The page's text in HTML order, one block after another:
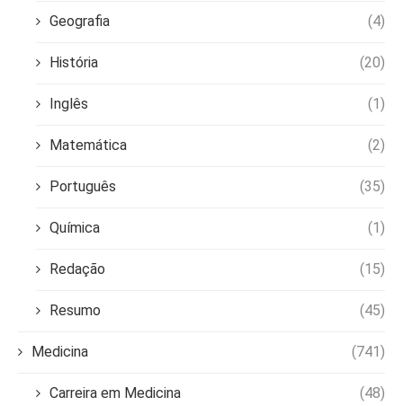
Geografia (4)
História (20)
Inglês (1)
Matemática (2)
Português (35)
Química (1)
Redação (15)
Resumo (45)
Medicina (741)
Carreira em Medicina (48)